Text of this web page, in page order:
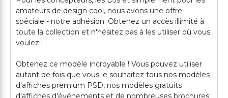
amateurs de design cool, nous avons une offre
spéciale - notre adhésion. Obtenez un accès illimité à
toute la collection et n'hésitez pas à les utiliser où vous
voulez !
Obtenez ce modèle incroyable ! Vous pouvez utiliser
autant de fois que vous le souhaitez tous nos modèles
d'affiches premium PSD, nos modèles gratuits
d'affiches d'événements et de nombreuses brochures